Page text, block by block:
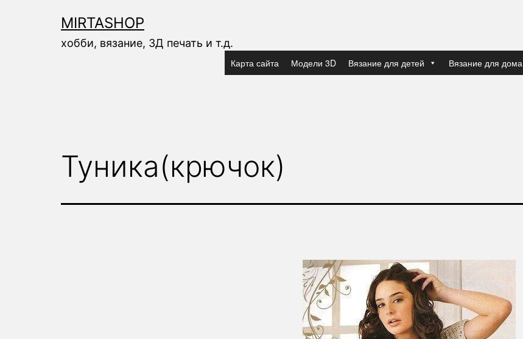
содержимому
MIRTASHOP
хобби, вязание, 3Д печать и т.д.
Карта сайта Модели 3D Вязание для детей Вязание для дома
Туника(крючок)